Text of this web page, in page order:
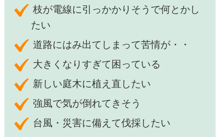
枝が電線に引っかかりそうで何とかし
たい
道路にはみ出てしまって苦情が・・
大きくなりすぎて困っている
新しい庭木に植え直したい
強風で気が倒れてきそう
台風・災害に備えて伐採したい